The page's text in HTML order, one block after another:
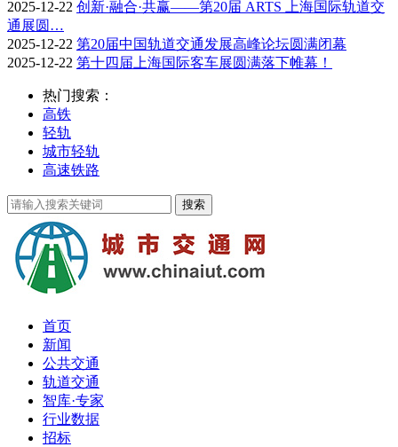
2025-12-22 创新·融合·共赢——第20届 ARTS 上海国际轨道交
通展圆…
2025-12-22 第20届中国轨道交通发展高峰论坛圆满闭幕
2025-12-22 第十四届上海国际客车展圆满落下帷幕！
热门搜索：
高铁
轻轨
城市轻轨
高速铁路
首页
新闻
公共交通
轨道交通
智库·专家
行业数据
招标